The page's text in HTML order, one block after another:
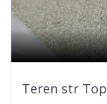
Teren str